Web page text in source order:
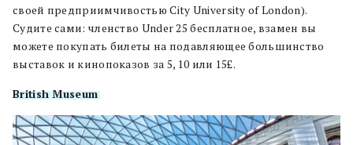
своей предприимчивостью City University of London).
Судите сами: членство Under 25 бесплатное, взамен вы
можете покупать билеты на подавляющее большинство
выставок и кинопоказов за 5, 10 или 15£.
British Museum